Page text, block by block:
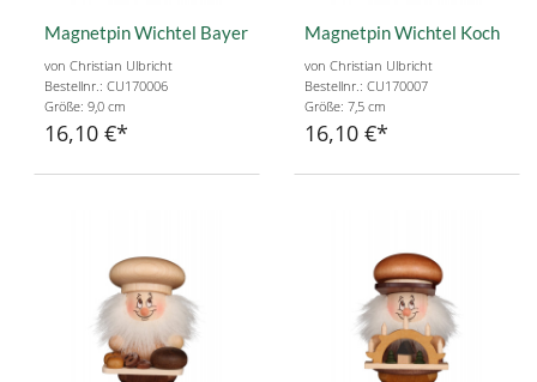
Magnetpin Wichtel Bayer
von Christian Ulbricht
Bestellnr.: CU170006
Größe: 9,0 cm
16,10 €
Magnetpin Wichtel Koch
von Christian Ulbricht
Bestellnr.: CU170007
Größe: 7,5 cm
16,10 €